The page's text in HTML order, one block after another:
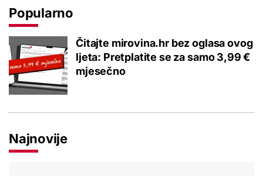
Popularno
Čitajte mirovina.hr bez oglasa ovog
ljeta: Pretplatite se za samo 3,99 €
mjesečno
Najnovije